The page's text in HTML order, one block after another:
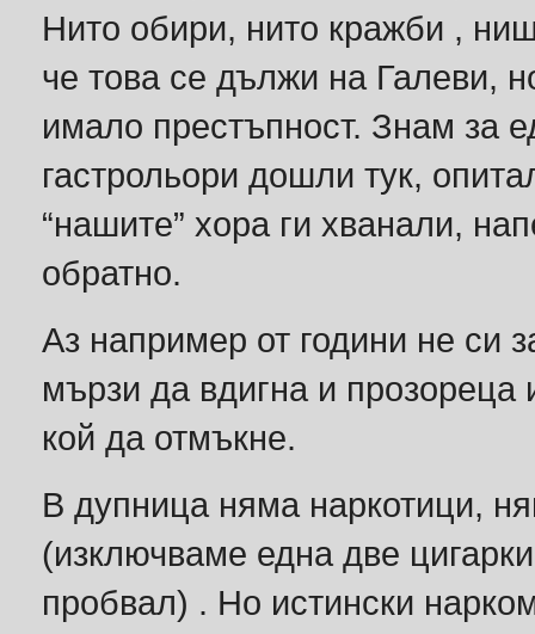
Нито обири, нито кражби ,
че това се дължи на Галеви,
имало престъпност. Знам за
гастрольори дошли тук,
“нашите” хора ги хванали,
обратно.
Аз например от години не си
мързи да вдигна и
кой да отмъкне.
В дупница няма наркотици,
(изключваме една две
пробвал) . Но истински